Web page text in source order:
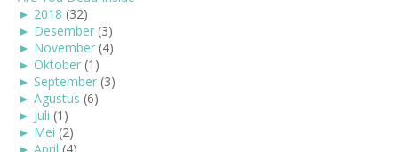
► 2018 (32)
► Desember (3)
► November (4)
► Oktober (1)
► September (3)
► Agustus (6)
► Juli (1)
► Mei (2)
► April (4)